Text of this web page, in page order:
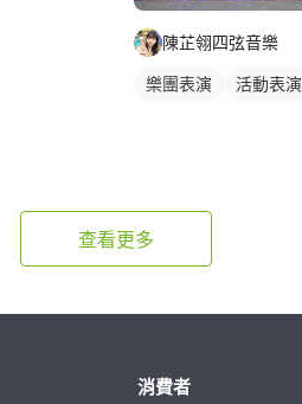
陳芷翎四弦音樂
樂團表演 活動表演
查看更多
消費者